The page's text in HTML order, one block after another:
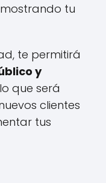
tu
te permitirá
y
que será
clientes
tus